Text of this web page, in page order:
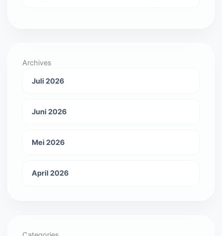
Archives
Juli 2026
Juni 2026
Mei 2026
April 2026